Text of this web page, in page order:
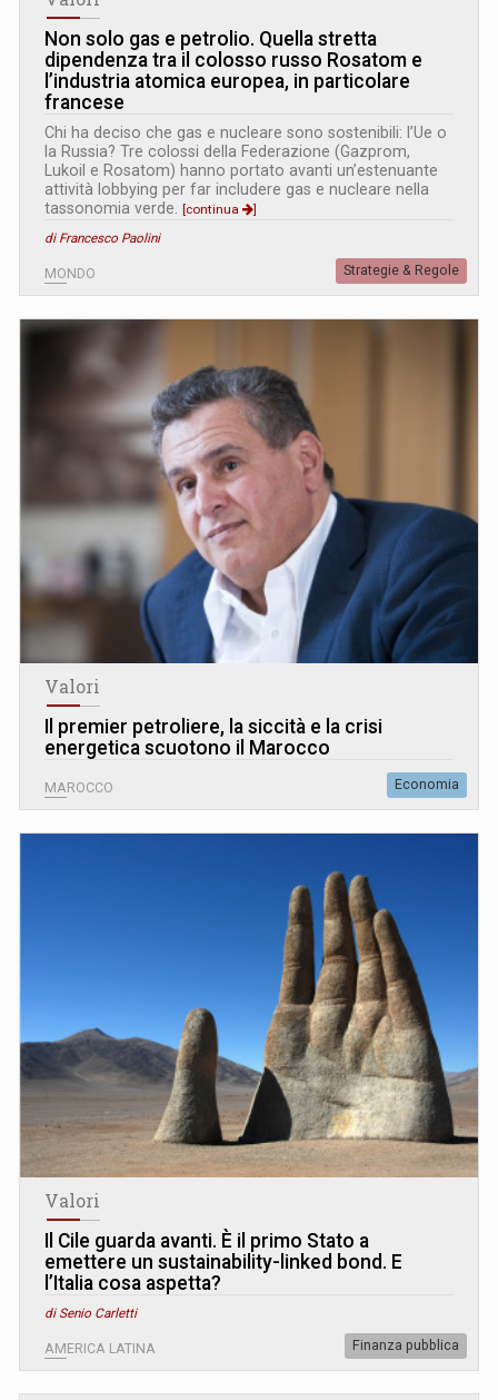
Non solo gas e petrolio. Quella stretta
dipendenza tra il colosso russo Rosatom e
l’industria atomica europea, in particolare
francese
Chi ha deciso che gas e nucleare sono sostenibili: l’Ue o
la Russia? Tre colossi della Federazione (Gazprom,
Lukoil e Rosatom) hanno portato avanti un’estenuante
attività lobbying per far includere gas e nucleare nella
tassonomia verde.
[continua
]
di Francesco Paolini
MONDO Strategie & Regole
Valori
Il premier petroliere, la siccità e la crisi
energetica scuotono il Marocco
MAROCCO Economia
Valori
Il Cile guarda avanti. È il primo Stato a
emettere un sustainability-linked bond. E
l’Italia cosa aspetta?
di Senio Carletti
AMERICA LATINA Finanza pubblica